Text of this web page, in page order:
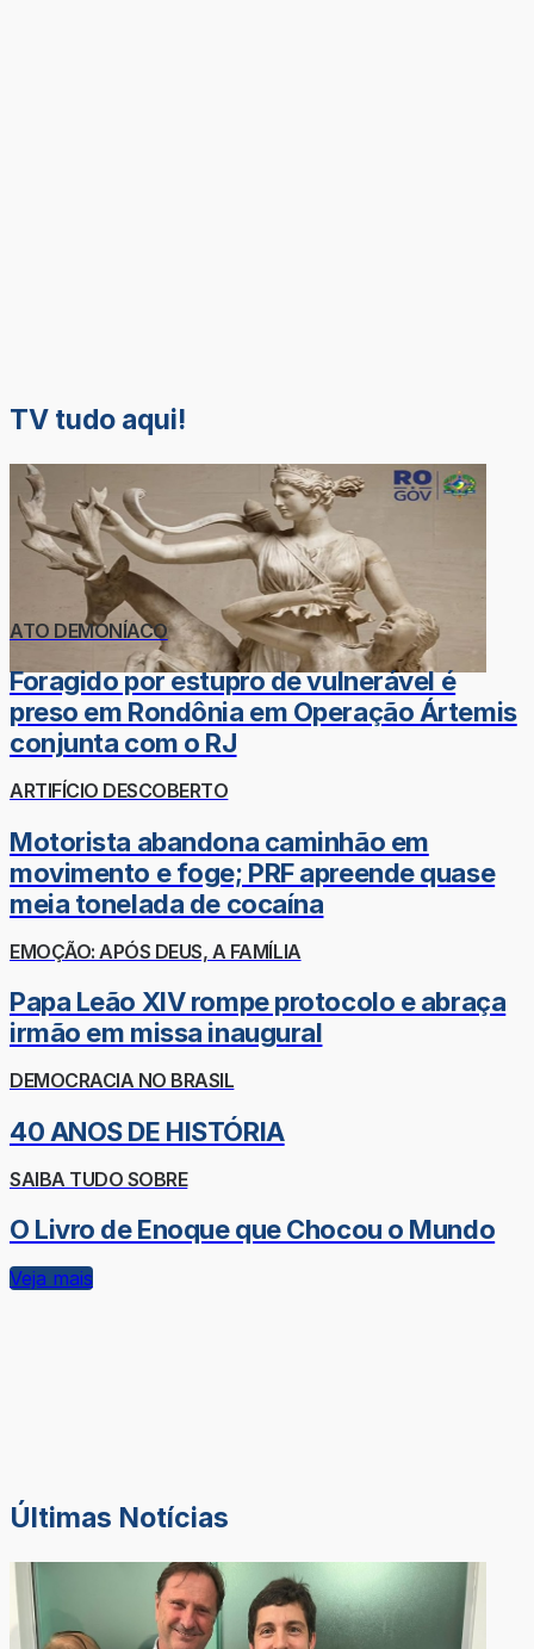
TV tudo aqui!
ATO DEMONÍACO
Foragido por estupro de vulnerável é
preso em Rondônia em Operação Ártemis
conjunta com o RJ
ARTIFÍCIO DESCOBERTO
Motorista abandona caminhão em
movimento e foge; PRF apreende quase
meia tonelada de cocaína
EMOÇÃO: APÓS DEUS, A FAMÍLIA
Papa Leão XIV rompe protocolo e abraça
irmão em missa inaugural
DEMOCRACIA NO BRASIL
40 ANOS DE HISTÓRIA
SAIBA TUDO SOBRE
O Livro de Enoque que Chocou o Mundo
Veja mais
Últimas Notícias